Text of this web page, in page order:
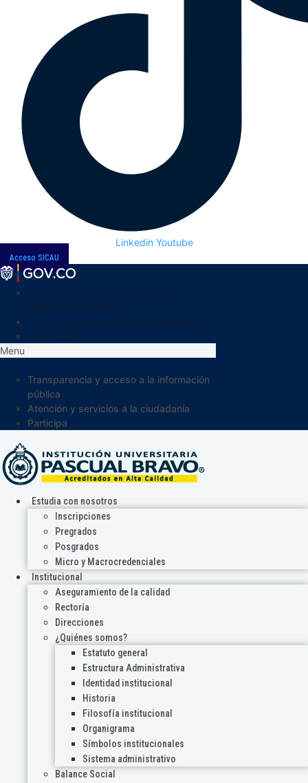
Linkedin Youtube
Acceso SICAU
Menu
Transparencia y acceso a la información
pública
Atención y servicios a la ciudadanía
Participa
Estudia con nosotros
Inscripciones
Pregrados
Posgrados
Micro y Macrocredenciales
Institucional
Aseguramiento de la calidad
Rectoría
Direcciones
¿Quiénes somos?
Estatuto general
Estructura Administrativa
Identidad institucional
Historia
Filosofía institucional
Organigrama
Símbolos institucionales
Sistema administrativo
Balance Social